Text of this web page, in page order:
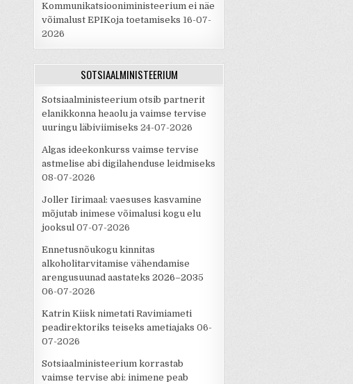
Kommunikatsiooniministeerium ei näe
võimalust EPIKoja toetamiseks 16-07-
2026
SOTSIAALMINISTEERIUM
Sotsiaalministeerium otsib partnerit
elanikkonna heaolu ja vaimse tervise
uuringu läbiviimiseks 24-07-2026
Algas ideekonkurss vaimse tervise
astmelise abi digilahenduse leidmiseks
08-07-2026
Joller Iirimaal: vaesuses kasvamine
mõjutab inimese võimalusi kogu elu
jooksul 07-07-2026
Ennetusnõukogu kinnitas
alkoholitarvitamise vähendamise
arengusuunad aastateks 2026–2035
06-07-2026
Katrin Kiisk nimetati Ravimiameti
peadirektoriks teiseks ametiajaks 06-
07-2026
Sotsiaalministeerium korrastab
vaimse tervise abi: inimene peab